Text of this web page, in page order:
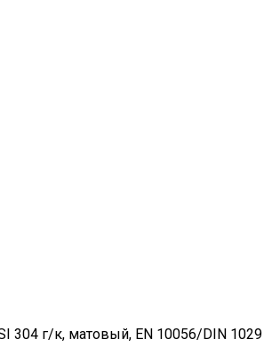
г/к, матовый, EN 10056/DIN 1029